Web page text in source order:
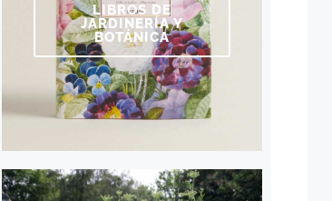
LIBROS DE
JARDINERÍA Y
BOTÁNICA